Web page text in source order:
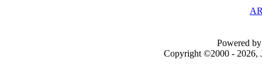
Powered
Copyright ©2000 - 2026,